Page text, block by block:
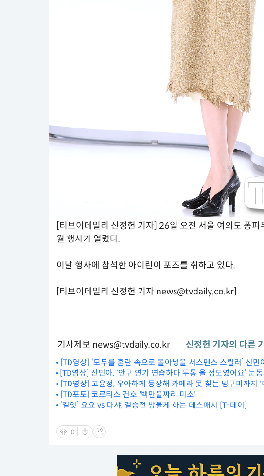
[티브이데일리 신정헌 기자] 26일 오전 서울 여의도 퐁
월 행사가 열렸다.
이날 행사에 참석한 아이린이 포즈를 취하고 있다.
[티브이데일리 신정헌 기자 news@tvdaily.co.kr]
기사제보 news@tvdaily.co.kr 신정헌 기자의 다른
[TD영상] ‘모두를 혼란 속으로 몰아넣을 서스펜스 스릴러’ 신민
자’ 포토타임
[TD영상] 신민아, ‘안구 연기 연습하다 두통 올 정도였어요’ 눈
아낸 프로의 연기 고뇌
[TD영상] 고윤정, 우아하게 등장해 카메라 못 찾는 빙구미까지
[TD포토] 코르티스 건호 '백만불짜리 미소'
‘킬잇’ 요요 vs 다샤, 결승전 방불케 하는 데스매치 [T-데이]
0